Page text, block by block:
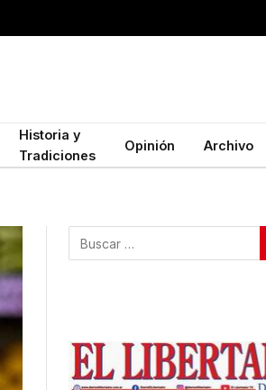
Historia y
Tradiciones
Opinión Archivo